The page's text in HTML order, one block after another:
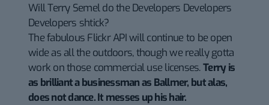
Will Terry Semel do the Developers Developers
Developers shtick?
The fabulous Flickr API will continue to be open
wide as all the outdoors, though we really gotta
work on those commercial use licenses.Terry is
as brilliant a businessman as Ballmer, but alas,
does not dance. It messes up his hair.